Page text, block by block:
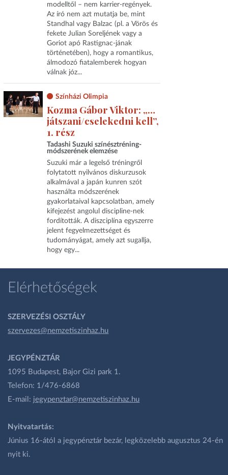
modelltől – nem karrier-regények.
Az író nem azt mutatja be, mint
Standhal vagy Balzac (pl. a Vörös és
fekete Julian Soreljének vagy a
Goriot apó Rastignac-jának
történetében), hogy a romantikus,
álmodozó fiatalemberek hogyan
válnak józ...
Színházi Olimpia
Kozma Gábor Viktor: „…
játszani/cselekedni kell”,
1. rész
Tadashi Suzuki színésztréning-
módszerének elemzése
Suzuki már a legelső tréningről
folytatott nyilvános diskurzusok
alkalmával a japán kunren szót
használta módszerének
gyakorlataival kapcsolatban, amely
kifejezést angolul discipline-nek
fordították. A diszciplína egyszerre
jelent fegyelmezettséget és
tudományágat, amely azt sugallja,
hogy egy...
Elérhetőségek
SZERVEZÉSI OSZTÁLY
szervezes@nemzetiszinhaz.hu
JEGYPÉNZTÁR
1095 Budapest, Bajor Gizi park 1.
Telefon: 1/476-6868
E-mail: jegypenztar@nemzetiszinhaz.hu
Nyitvatartás:
Június 16-ától a jegypénztár bezár, legközelebb augusztus 24-én
nyit ki.